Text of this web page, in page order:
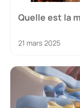
Quelle est la
21 mars 2025